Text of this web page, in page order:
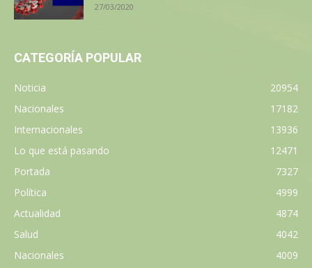
27/03/2020
CATEGORÍA POPULAR
Noticia
20954
Nacionales
17182
Internacionales
13936
Lo que está pasando
12471
Portada
7327
Política
4999
Actualidad
4874
Salud
4042
Nacionales
4009